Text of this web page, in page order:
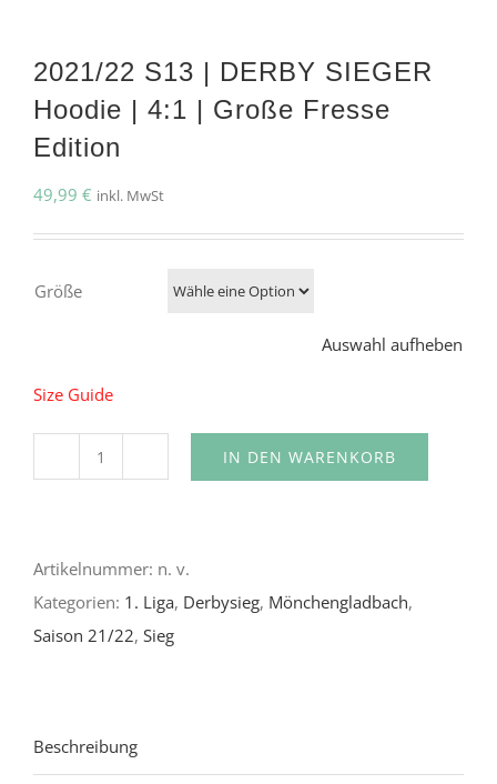
2021/22 S13 | DERBY SIEGER
Hoodie | 4:1 | Große Fresse
Edition
49,99 € inkl. MwSt
Größe
Auswahl aufheben
Size Guide
DERBY
SIEGER
Hoodie
|
Große
IN DEN WARENKORB
Artikelnummer: n. v.
Kategorien: 1. Liga, Derbysieg, Mönchengladbach,
Saison 21/22, Sieg
Beschreibung